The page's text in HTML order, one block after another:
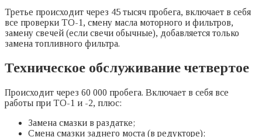
Третье происходит через 45 тысяч пробега, включает в себя
все проверки ТО-1, смену масла моторного и фильтров,
замену свечей (если свечи обычные), добавляется только
замена топливного фильтра.
Техническое обслуживание четвертое
Происходит через 60 000 пробега. Включает в себя все
работы при ТО-1 и -2, плюс:
Замена смазки в раздатке;
Смена смазки заднего моста (в редукторе);